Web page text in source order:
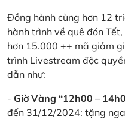
Đồng hành cùng hơn 12
hành trình về quê đón
hơn 15.000 ++ mã giảm
trình Livestream độc
dẫn như:
- Giờ Vàng “12h00 –
đến 31/12/2024: tặng